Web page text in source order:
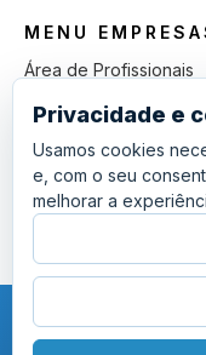
MENU
Área de Profissionais
Como Funciona
Lista de Pedidos em
Como Ganhar mais
Perguntas Frequentes
COPYRIGHT © 2011 -
Privacidade e
Usamos cookies
e, com o seu
melhorar a